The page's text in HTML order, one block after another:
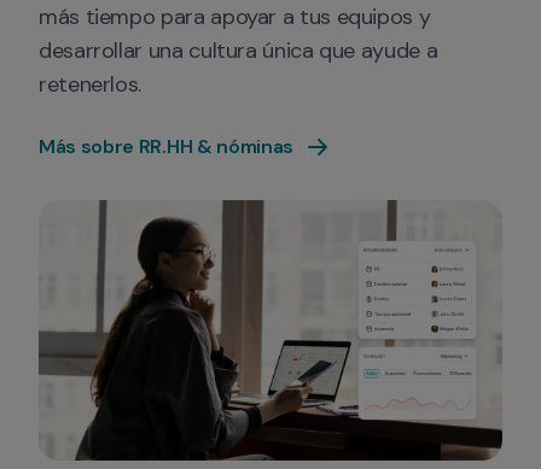
más tiempo para apoyar a tus equipos y
desarrollar una cultura única que ayude a
retenerlos.
Más sobre RR.HH & nóminas